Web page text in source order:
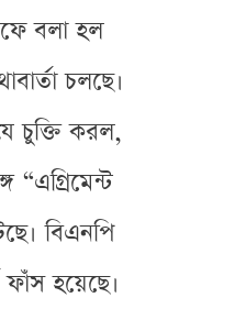
বলা হল
চলছে।
চুক্তি করল,
বিএনপি
হয়েছে।